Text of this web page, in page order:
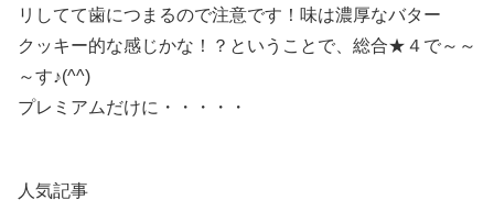
リしてて歯につまるので注意です！味は濃厚なバター
クッキー的な感じかな！？ということで、総合★４で～～
～す♪(^^)
プレミアムだけに・・・・・
人気記事